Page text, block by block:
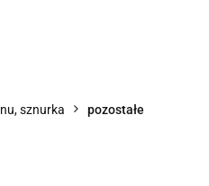
sznurka pozostałe